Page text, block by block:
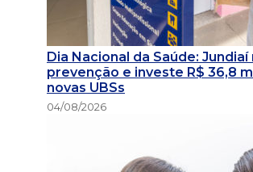
Dia Nacional da Saúde:
prevenção e investe R$ 36,8
novas UBSs
04/08/2026